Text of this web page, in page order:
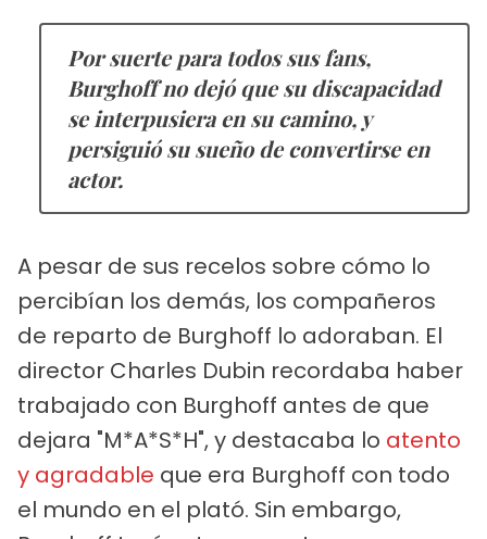
Por suerte para todos sus fans,
Burghoff no dejó que su discapacidad
se interpusiera en su camino, y
persiguió su sueño de convertirse en
actor.
A pesar de sus recelos sobre cómo lo
percibían los demás, los compañeros
de reparto de Burghoff lo adoraban. El
director Charles Dubin recordaba haber
trabajado con Burghoff antes de que
dejara "M*A*S*H", y destacaba lo atento
y agradable que era Burghoff con todo
el mundo en el plató. Sin embargo,